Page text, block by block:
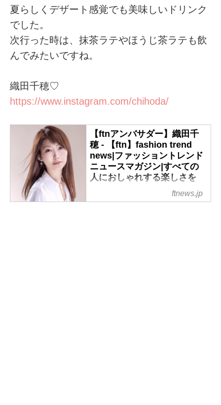
夏らしくデザート感覚でも美味しいドリンク
でした。
次行った時は、抹茶ラテやほうじ茶ラテも飲
んでみたいですね。
織田千穂♡
https://www.instagram.com/chihoda/
【ftnアンバサダー】織田千
穂 - 【ftn】fashion trend
news|ファッショントレンド
ニュースマガジン|すべての
人におしゃれする楽しさを
初めまして♡織田千穂と申しま
す✨
ftnews.jp